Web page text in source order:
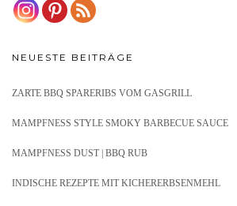
NEUESTE BEITRÄGE
ZARTE BBQ SPARERIBS VOM GASGRILL
MAMPFNESS STYLE SMOKY BARBECUE SAUCE
MAMPFNESS DUST | BBQ RUB
INDISCHE REZEPTE MIT KICHERERBSENMEHL